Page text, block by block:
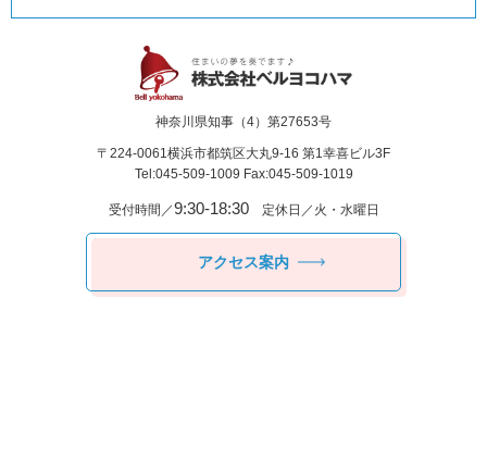
神奈川県知事（4）第27653号
〒224-0061横浜市都筑区⼤丸9-16 第1幸喜ビル3F
Tel:045-509-1009 Fax:045-509-1019
受付時間／9:30-18:30定休日／火・水曜日
アクセス案内